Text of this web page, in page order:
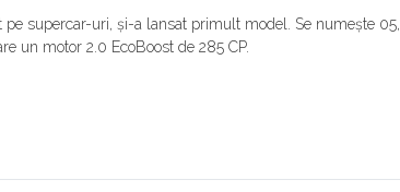
supercar-uri, și-a lansat primult model. Se numește 05,
un motor 2.0 EcoBoost de 285 CP.